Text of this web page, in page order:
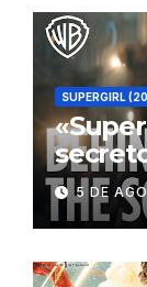
SUPERGIRL
lucha
5 DE